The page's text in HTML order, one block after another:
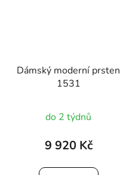
Dámský moderní prsten
1531
do 2 týdnů
9 920 Kč